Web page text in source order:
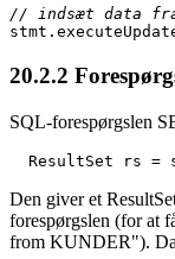
// indsæt data
20.2.2
SQL-forespørgslen
ResultSet rs =
Den giver et
forespørgslen (for at
from KUNDER").